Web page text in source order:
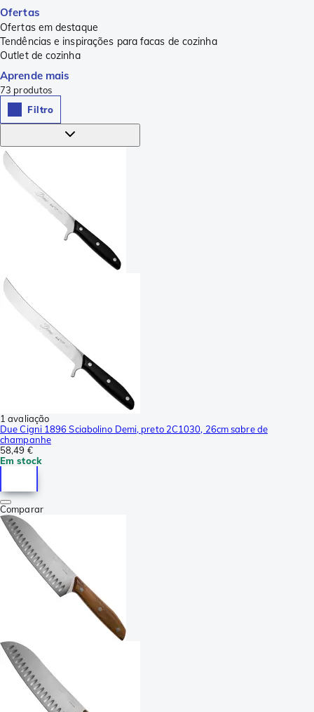
Ofertas
Ofertas em destaque
Tendências e inspirações para facas de cozinha
Outlet de cozinha
Aprende mais
73 produtos
Filtro
1 avaliação
Due Cigni 1896 Sciabolino Demi, preto 2C1030, 26cm sabre de
champanhe
58,49 €
Em stock
Comparar